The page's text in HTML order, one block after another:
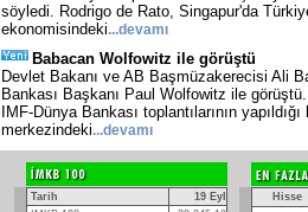
söyledi. Rodrigo de Rato, Singapur'da
ekonomisindeki...devamı
Babacan Wolfowitz ile görüştü
Devlet Bakanı ve AB Başmüzakerecisi Ali
Bankası Başkanı Paul Wolfowitz ile
IMF-Dünya Bankası toplantılarının
merkezindeki...devamı
Tarih
19 Eyl
Hisse